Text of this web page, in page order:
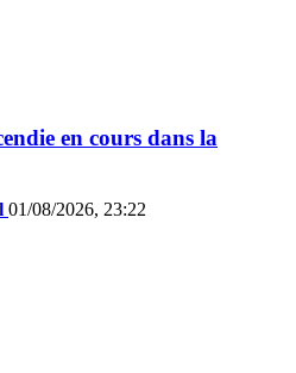
en cours dans la
01/08/2026, 23:22